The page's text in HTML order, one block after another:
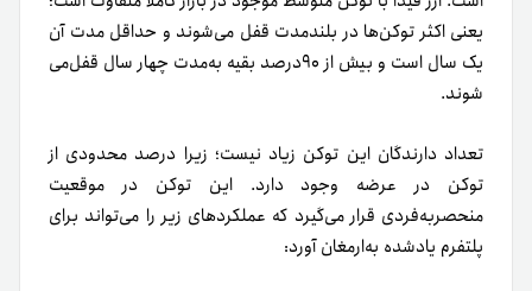
یعنی اکثر توکن‌ها در بلند‌مدت قفل می‌شوند و حداقل مدت آن
یک سال است و بیش از ۹۰درصد بقیه به‌مدت چهار سال قفل‌می
شوند.
تعداد دارندگان این توکن زیاد نیست؛ زیرا درصد محدودی از
توکن در عرضه وجود دارد. این توکن در موقعیت
منحصر‌به‌فردی قرار می‌گیرد که عملکردهای زیر را می‌تواند برای
پلتفرم یادشده به‌ارمغان آورد: